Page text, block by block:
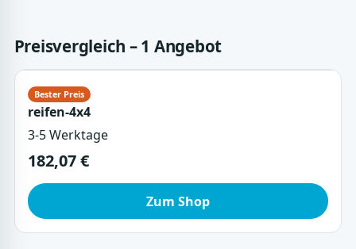
Preisvergleich – 1 Angebot
reifen-4x4
3-5 Werktage
182,07 €
Zum Shop